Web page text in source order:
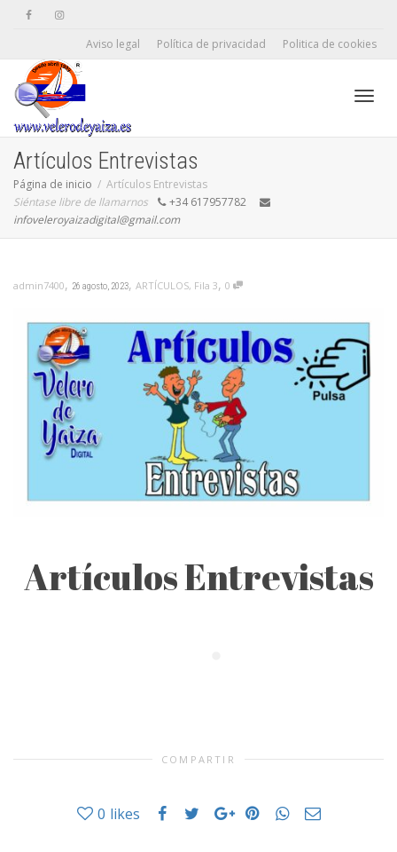
Aviso legal Política de privacidad Politica de cookies
Artículos Entrevistas
Página de inicio
Artículos Entrevistas
Siéntase libre de llamarnos
+34 617957782
infoveleroyaizadigital@gmail.com
admin7400, 26 agosto, 2023, ARTÍCULOS, Fila 3, 0
Artículos Entrevistas
COMPARTIR
0 likes